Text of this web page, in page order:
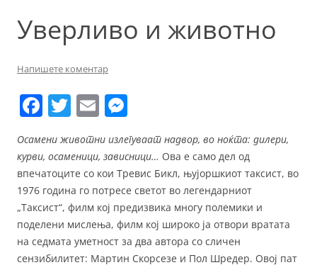
Уверливо и животно
Напишете коментар
F
c
e
b
o
o
T
w
itt
er
E
ai
l
e
ss
e
n
g
er
Осамени животни излегуваат надвор, во ноќта: дилери,
курви, осаменици, зависници… Ова е само дел од
впечатоците со кои Тревис Бикл, њујоршкиот таксист, во
1976 година го потресе светот во легендарниот
„Таксист“, филм кој предизвика многу полемики и
поделени мислења, филм кој широко ја отвори вратата
на седмата уметност за два автора со сличен
сензибилитет: Мартин Скорсезе и Пол Шредер. Овој пат